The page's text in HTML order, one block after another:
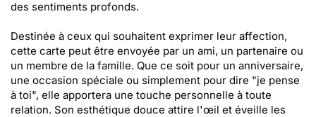
des sentiments profonds.
Destinée à ceux qui souhaitent exprimer leur affection,
cette carte peut être envoyée par un ami, un partenaire ou
un membre de la famille. Que ce soit pour un anniversaire,
une occasion spéciale ou simplement pour dire "je pense
à toi", elle apportera une touche personnelle à toute
relation. Son esthétique douce attire l'œil et éveille les